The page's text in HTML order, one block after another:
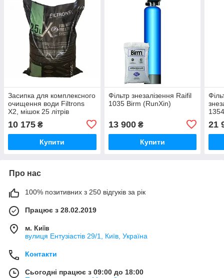
Засипка для комплексного
очищення води Filtrons
X2, мішок 25 літрів
10 175 ₴
Купити
Фільтр знезалізення Raifil
1035 Birm (RunXin)
13 900₴
Купити
21
Про нас
100% позитивних з 250 відгуків за рік
Працює з 28.02.2019
м. Київ
вулиця Ентузіастів 29/1, Київ, Україна
Контакти
Сьогодні працює з 09:00 до 18:00